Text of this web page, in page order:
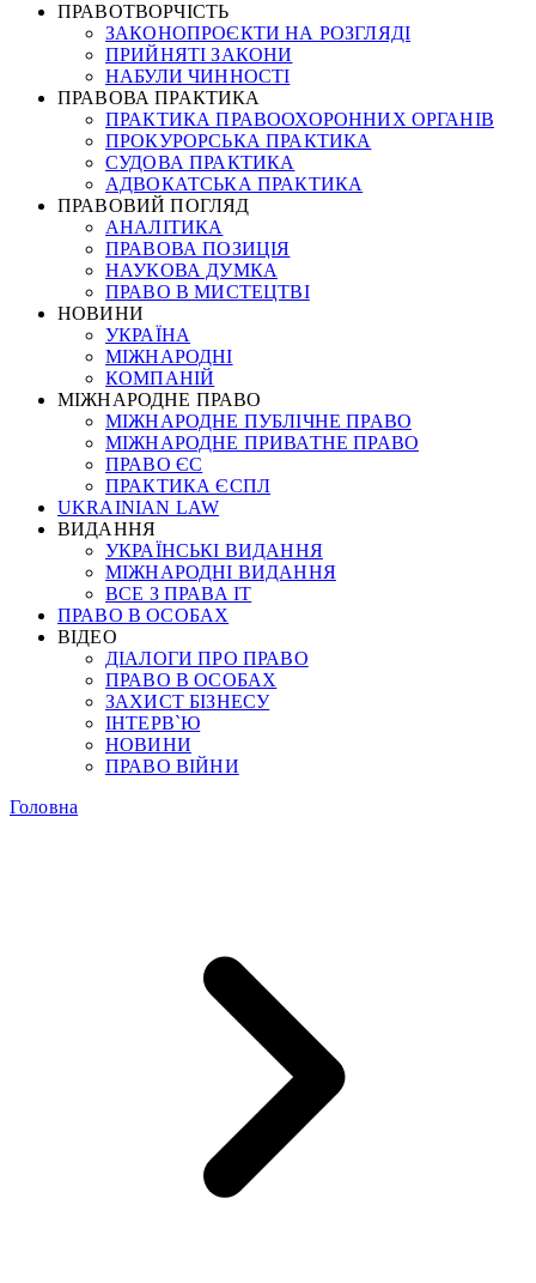
ПРАВОТВОРЧІСТЬ
ЗАКОНОПРОЄКТИ НА РОЗГЛЯДІ
ПРИЙНЯТІ ЗАКОНИ
НАБУЛИ ЧИННОСТІ
ПРАВОВА ПРАКТИКА
ПРАКТИКА ПРАВООХОРОННИХ ОРГАНІВ
ПРОКУРОРСЬКА ПРАКТИКА
СУДОВА ПРАКТИКА
АДВОКАТСЬКА ПРАКТИКА
ПРАВОВИЙ ПОГЛЯД
АНАЛІТИКА
ПРАВОВА ПОЗИЦІЯ
НАУКОВА ДУМКА
ПРАВО В МИСТЕЦТВІ
НОВИНИ
УКРАЇНА
МІЖНАРОДНІ
КОМПАНІЙ
МІЖНАРОДНЕ ПРАВО
МІЖНАРОДНЕ ПУБЛІЧНЕ ПРАВО
МІЖНАРОДНЕ ПРИВАТНЕ ПРАВО
ПРАВО ЄС
ПРАКТИКА ЄСПЛ
UKRAINIAN LAW
ВИДАННЯ
УКРАЇНСЬКІ ВИДАННЯ
МІЖНАРОДНІ ВИДАННЯ
ВСЕ З ПРАВА ІТ
ПРАВО В ОСОБАХ
ВІДЕО
ДІАЛОГИ ПРО ПРАВО
ПРАВО В ОСОБАХ
ЗАХИСТ БІЗНЕСУ
ІНТЕРВ`Ю
НОВИНИ
ПРАВО ВІЙНИ
Головна